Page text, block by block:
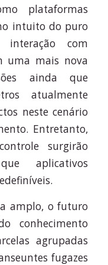
plataformas
intuito do puro
interação com
uma mais nova
ainda que
atualmente
neste cenário
Entretanto,
surgirão
aplicativos
amplo, o futuro
conhecimento
agrupadas
fugazes